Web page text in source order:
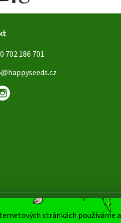
stránkách používáme a
@happyseeds.cz
702 186 701